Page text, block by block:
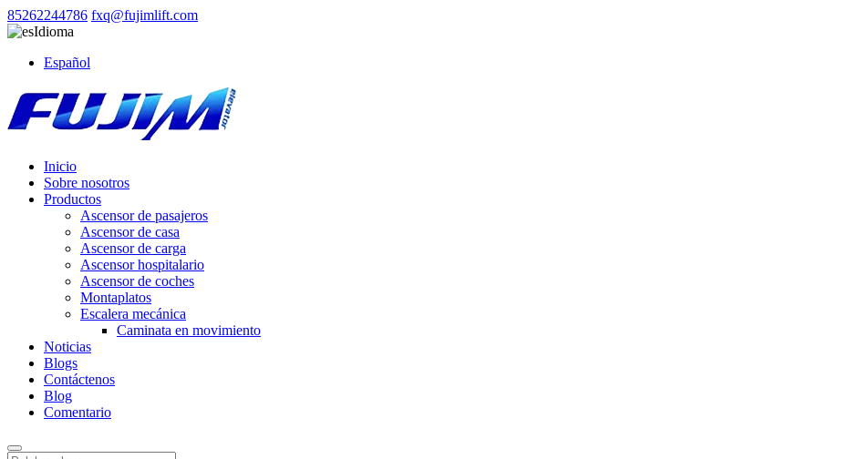
85262244786 fxq@fujimlift.com
Idioma
Español
Inicio
Sobre nosotros
Productos
Ascensor de pasajeros
Ascensor de casa
Ascensor de carga
Ascensor hospitalario
Ascensor de coches
Montaplatos
Escalera mecánica
Caminata en movimiento
Noticias
Blogs
Contáctenos
Blog
Comentario